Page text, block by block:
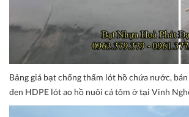
Bảng giá bạt chống thấm lót hồ chứa nước,
đen HDPE lót ao hồ nuôi cá tôm ở tại Vinh